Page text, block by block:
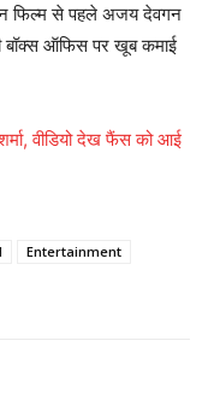
फिल्म से पहले अजय देवगन
बॉक्स ऑफिस पर खूब कमाई
वीडियो देख फैंस को आई
Entertainment